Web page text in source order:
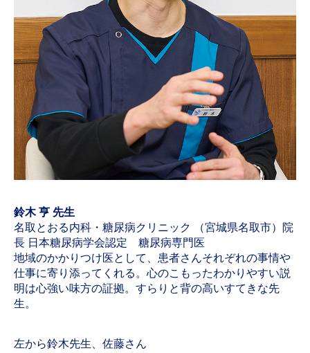
鈴木 亨 先生
名取とおる内科・糖尿病クリニック （宮城県名取市）院
長 日本糖尿病学会認定 糖尿病専門医
地域のかかりつけ医として、患者さんそれぞれの事情や
仕事に寄り添ってくれる。心のこもったわかりやすい説
明は心強い味方の証拠。すらりと背の高いすてきな先
生。
左から鈴木先生、佐藤さん